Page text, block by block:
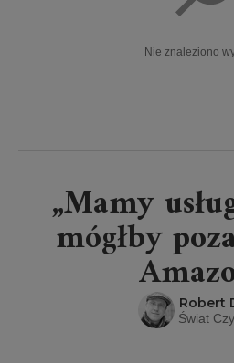
Nie znaleziono
„Mamy
mógłby
Robert
Świat